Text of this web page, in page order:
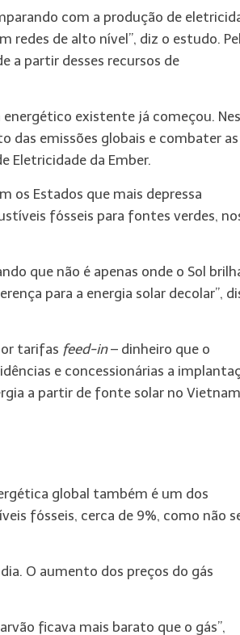
com a produção de
redes de alto nível”, diz o estudo.
a partir desses recursos de
energético existente já começou.
das emissões globais e combater as
Eletricidade da Ember.
os Estados que mais depressa
fósseis para fontes verdes,
que não é apenas onde o Sol
para a energia solar decolar”,
tarifas feed-in– dinheiro que o
e concessionárias a
a partir de fonte solar no
global também é um dos
fósseis, cerca de 9%, como não
O aumento dos preços do gás
ficava mais barato que o gás”,